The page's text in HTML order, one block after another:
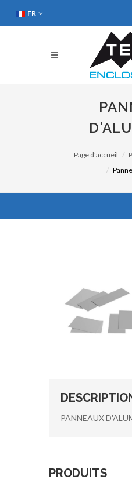
FR
Page d'accueil
PANNEAUX
PRODUITS